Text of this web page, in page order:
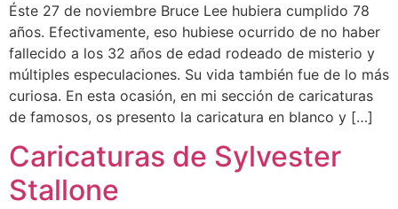
Éste 27 de noviembre Bruce Lee hubiera cumplido 78
años. Efectivamente, eso hubiese ocurrido de no haber
fallecido a los 32 años de edad rodeado de misterio y
múltiples especulaciones. Su vida también fue de lo más
curiosa. En esta ocasión, en mi sección de caricaturas
de famosos, os presento la caricatura en blanco y […]
Caricaturas de Sylvester
Stallone